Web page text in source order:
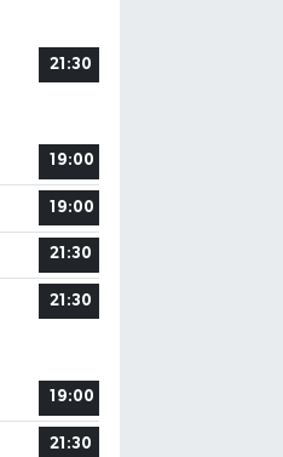
21:30
19:00
19:00
21:30
21:30
19:00
21:30